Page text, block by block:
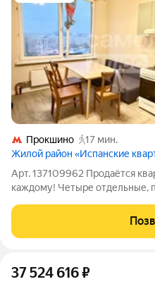
Прокшино
17 мин.
Жилой район «Испанские
Арт. 137109962 Продаётся
каждому! Четыре отдельные,
семья. Квартира с готовой
37 524 616₽